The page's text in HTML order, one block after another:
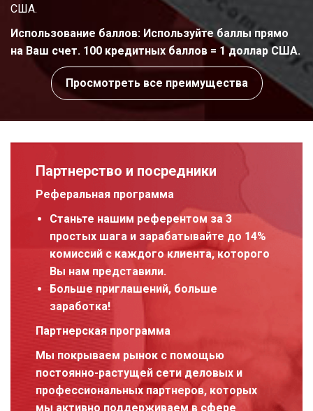
США.
Использование баллов: Используйте баллы прямо
на Ваш счет. 100 кредитных баллов = 1 доллар США.
Просмотреть все преимущества
Партнерство и посредники
Реферальная программа
Станьте нашим референтом за 3
простых шага и зарабатывайте до 14%
комиссий с каждого клиента, которого
Вы нам представили.
Больше приглашений, больше
заработка!
Партнерская программа
Мы покрываем рынок с помощью
постоянно-растущей сети деловых и
профессиональных партнеров, которых
мы активно поддерживаем в сфере